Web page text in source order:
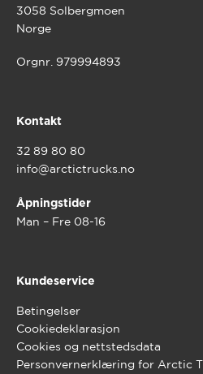
3058 Solbergmoen
Norge
Orgnr. 979994893
Kontakt
32 89 80 80
info@arctictrucks.no
Åpningstider
Man – Fre 08-16
Kundeservice
Betingelser
Cookiedeklarasjon
Cookies og nettstedsdata
Personvernerklæring for Arctic